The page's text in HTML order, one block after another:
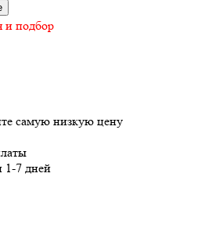
и подбор
самую низкую цену
1-7 дней